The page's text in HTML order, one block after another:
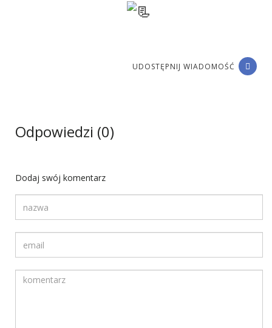
UDOSTĘPNIJ WIADOMOŚĆ
Odpowiedzi (0)
Dodaj swój komentarz
Komentarz